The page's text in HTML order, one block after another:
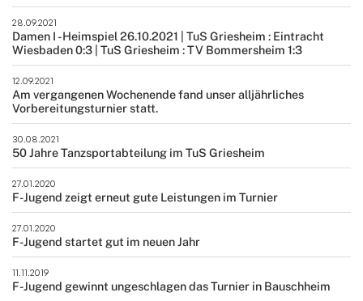
28.09.2021
Damen I - Heimspiel 26.10.2021 | TuS Griesheim : Eintracht
Wiesbaden 0:3 | TuS Griesheim : TV Bommersheim 1:3
12.09.2021
Am vergangenen Wochenende fand unser alljährliches
Vorbereitungsturnier statt.
30.08.2021
50 Jahre Tanzsportabteilung im TuS Griesheim
27.01.2020
F-Jugend zeigt erneut gute Leistungen im Turnier
27.01.2020
F-Jugend startet gut im neuen Jahr
11.11.2019
F-Jugend gewinnt ungeschlagen das Turnier in Bauschheim